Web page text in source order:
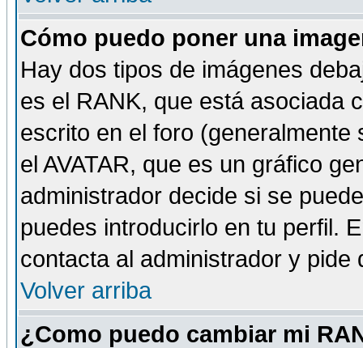
Cómo puedo poner una
Hay dos tipos de imágenes
es el RANK, que está asociada
escrito en el foro
el AVATAR, que es un gráfico
administrador decide si se
puedes introducirlo en tu perfil.
contacta al administrador y
Volver arriba
¿Como puedo cambiar mi